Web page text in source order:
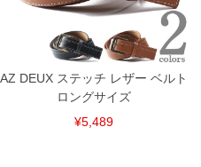
AZ DEUX ステッチ レザー ベルト
ロングサイズ
¥5,489